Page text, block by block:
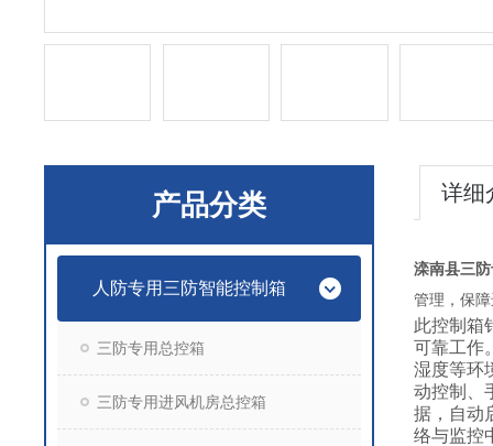
产品分类
人防专用三防智能控制箱
三防专用总控箱
三防专用进风机房总控箱
详细
滦南县三
管理，保
此控制箱
可靠工作
湿度等环
动控制、
据，自动
络与监控